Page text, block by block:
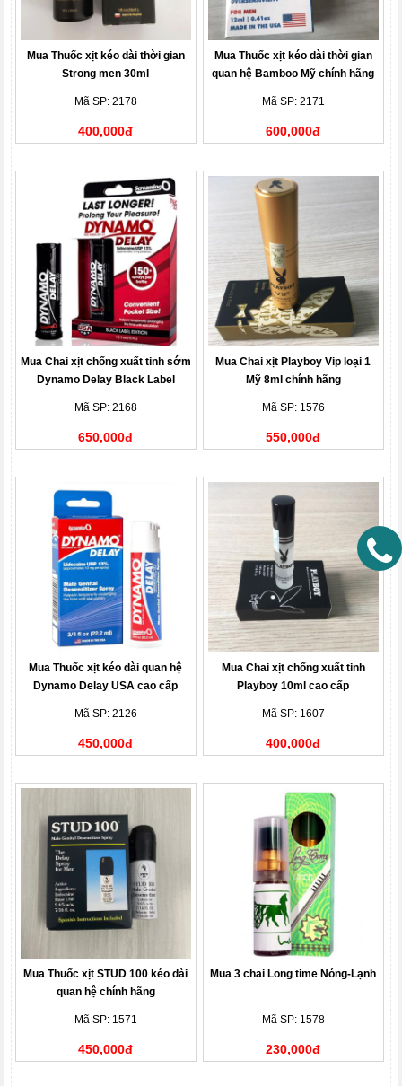
Mua Thuốc xịt kéo dài thời gian
Strong men 30ml
Mã SP: 2178
400,000đ
Mua Thuốc xịt kéo dài thời gian
quan hệ Bamboo Mỹ chính hãng
Mã SP: 2171
600,000đ
Mua Chai xịt chống xuất tinh sớm
Dynamo Delay Black Label
Mã SP: 2168
650,000đ
Mua Chai xịt Playboy Vip loại 1
Mỹ 8ml chính hãng
Mã SP: 1576
550,000đ
Mua Thuốc xịt kéo dài quan hệ
Dynamo Delay USA cao cấp
Mã SP: 2126
450,000đ
Mua Chai xịt chống xuất tinh
Playboy 10ml cao cấp
Mã SP: 1607
400,000đ
Mua Thuốc xịt STUD 100 kéo dài
quan hệ chính hãng
Mã SP: 1571
450,000đ
Mua 3 chai Long time Nóng-Lạnh
Mã SP: 1578
230,000đ